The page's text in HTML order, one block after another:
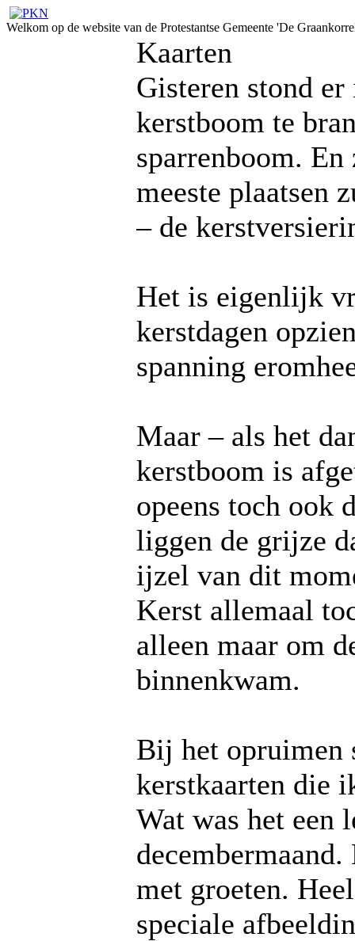
Welkom op de website van de Protestantse Gemeente 'De
Kaarten
Gisteren stond
kerstboom te
sparrenboom.
meeste plaatsen
– de
Het is eigenlijk
kerstdagen
spanning
Maar – als het
kerstboom is
opeens toch ook
liggen de grijze
ijzel van dit
Kerst allemaal
alleen maar om
binnenkwam.
Bij het opruimen
kerstkaarten die
Wat was het een
met groeten.
speciale